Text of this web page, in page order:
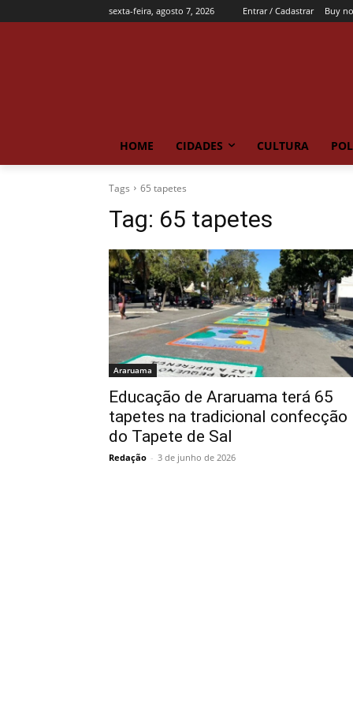
sexta-feira, agosto 7, 2026 Entrar / Cadastrar Buy
HOME CIDADES CULTURA
Tags 65 tapetes
Tag: 65 tapetes
Araruama
Educação de Araruama terá 65
tapetes na tradicional confecção
do Tapete de Sal
Redação - 3 de junho de 2026